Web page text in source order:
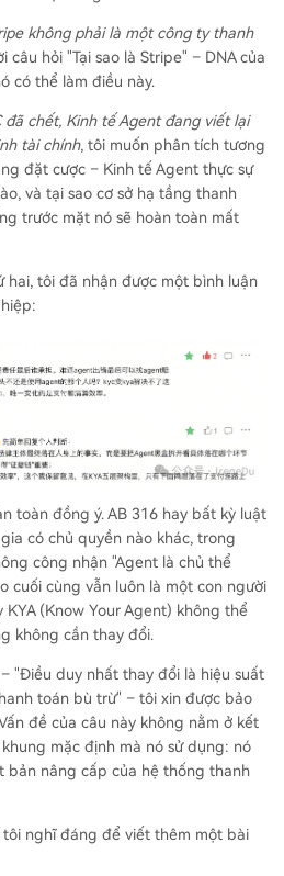
điểm thanh toán, điều này đòi h
cận cơ sở hạ tầng rộng hơn như
phức tạp, KYA giúp truy ngu
và xác minh trách nhiệm thông q
toán ti
được thiết kế trong chân khôn
toán. Nó sẽ nảy sinh...
không phải là một công ty thanh
câu hỏi "Tại sao là Stripe" – DNA của
có thể làm điều này.
đã chết, Kinh tế Agent đang viết lại
tài chính, tôi muốn phân tích tương
đặt cược – Kinh tế Agent thực sự
và tại sao cơ sở hạ tầng thanh
trước mặt nó sẽ hoàn toàn mất
hai, tôi đã nhận được một bình luận
toàn đồng ý. AB 316 hay bất kỳ luật
có chủ quyền nào khác, trong
công nhận "Agent là chủ thể
cuối cùng vẫn luôn là một con người
KYA (Know Your Agent) không thể
không cần thay đổi.
"Điều duy nhất thay đổi là hiệu suất
toán bù trừ" – tôi xin được bảo
đề của câu này không nằm ở kết
mặc định mà nó sử dụng: nó
bản nâng cấp của hệ thống thanh
nghĩ đáng để viết thêm một bài